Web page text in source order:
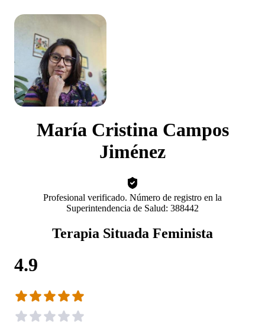
María Cristina Campos
Jiménez
Profesional verificado. Número de registro en la
Superintendencia de Salud: 388442
Terapia Situada Feminista
4.9